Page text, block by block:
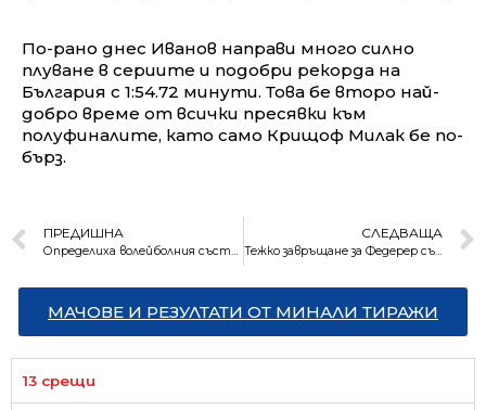
По-рано днес Иванов направи много силно
плуване в сериите и подобри рекорда на
България с 1:54.72 минути. Това бе второ най-
добро време от всички пресявки към
полуфиналите, като само Крищоф Милак бе по-
бърз.
ПРЕДИШНА
Определиха волейболния състав на България за Лигата на нациите
СЛЕДВАЩА
Тежко завръщане за Федерер със загуба от световния №75
МАЧОВЕ И РЕЗУЛТАТИ ОТ МИНАЛИ ТИРАЖИ
13 срещи